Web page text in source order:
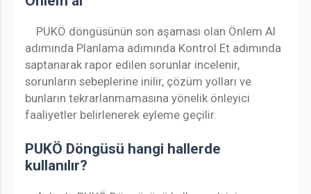
PUKÖ döngüsünün son aşaması olan Önlem Al
adımında Planlama adımında Kontrol Et adımında
saptanarak rapor edilen sorunlar incelenir,
sorunların sebeplerine inilir, çözüm yolları ve
bunların tekrarlanmamasına yönelik önleyici
faaliyetler belirlenerek eyleme geçilir.
PUKÖ Döngüsü hangi hallerde
kullanılır?